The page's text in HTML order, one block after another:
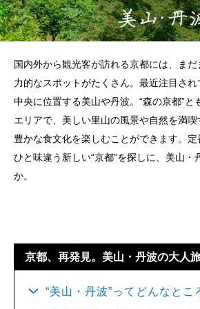
国内外から観光客が訪れる京都には、ま
力的なスポットがたくさん。最近注目さ
中央に位置する美山や丹波。“森の京都”と
エリアで、美しい里山の風景や自然を満喫
豊かな食文化を楽しむことができます。
ひと味違う新しい“京都”を探しに、美山・
か。
京都、再発⾒。美⼭・丹波の⼤⼈
“美⼭・丹波”ってどんなとこ